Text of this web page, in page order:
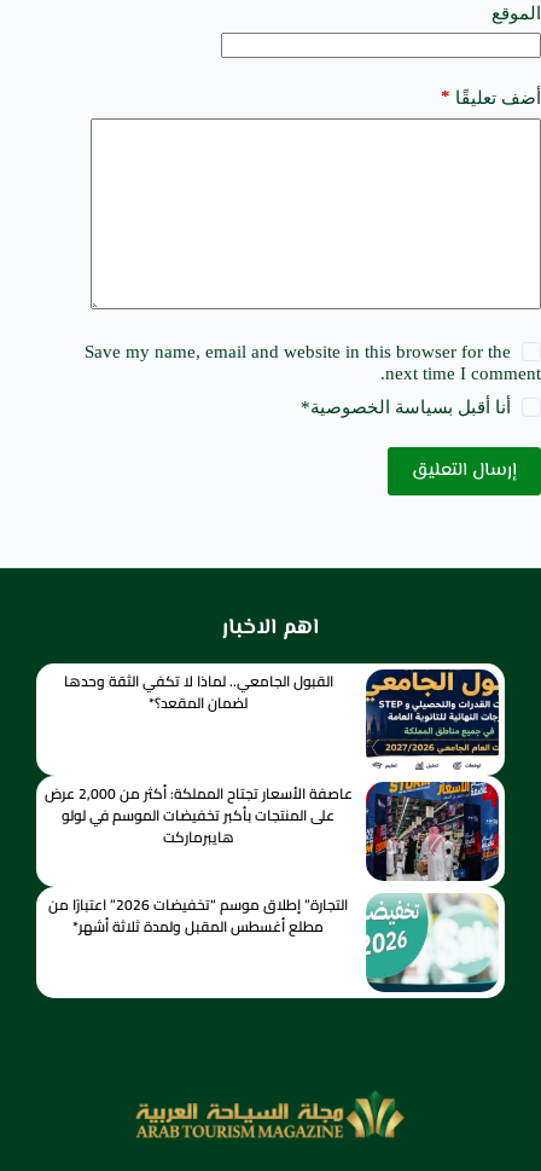
الموقع
أضف تعليقًا *
Save my name, email and website in this browser for the
next time I comment.
أنا أقبل بسياسة الخصوصية*
إرسال التعليق
e
:
اهم الاخبار
القبول الجامعي.. لماذا لا تكفي الثقة وحدها
لضمان المقعد؟*
عاصفة الأسعار تجتاح المملكة: أكثر من 2,000 عرض
على المنتجات بأكبر تخفيضات الموسم في لولو
هايبرماركت
التجارة” إطلاق موسم “تخفيضات 2026” اعتبارًا من
مطلع أغسطس المقبل ولمدة ثلاثة أشهر*